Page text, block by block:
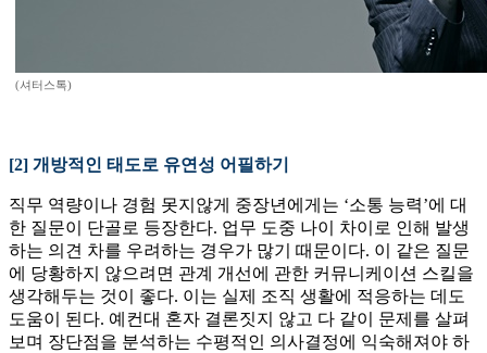
(셔터스톡)
[2] 개방적인 태도로 유연성 어필하기
직무 역량이나 경험 못지않게 중장년에게는 ‘소통 능력’에 대
한 질문이 단골로 등장한다. 업무 도중 나이 차이로 인해 발생
하는 의견 차를 우려하는 경우가 많기 때문이다. 이 같은 질문
에 당황하지 않으려면 관계 개선에 관한 커뮤니케이션 스킬을
생각해두는 것이 좋다. 이는 실제 조직 생활에 적응하는 데도
도움이 된다. 예컨대 혼자 결론짓지 않고 다 같이 문제를 살펴
보며 장단점을 분석하는 수평적인 의사결정에 익숙해져야 하